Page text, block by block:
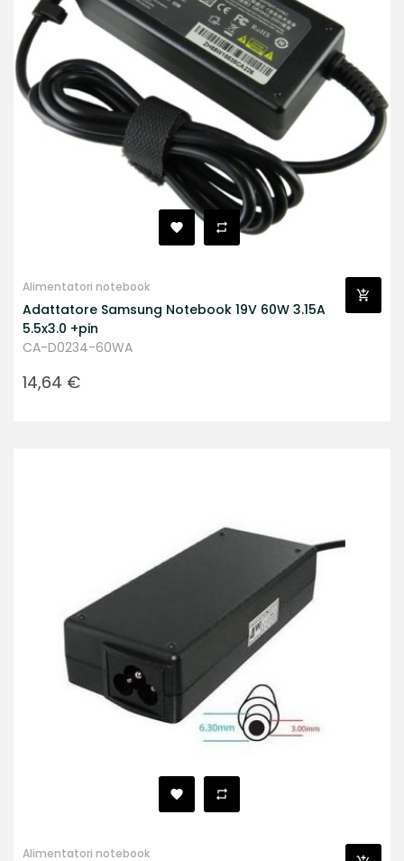
Alimentatori notebook
Adattatore Samsung Notebook 19V 60W 3.15A
5.5x3.0 +pin
CA-D0234-60WA
Prezzo
14,64 €
Alimentatori notebook